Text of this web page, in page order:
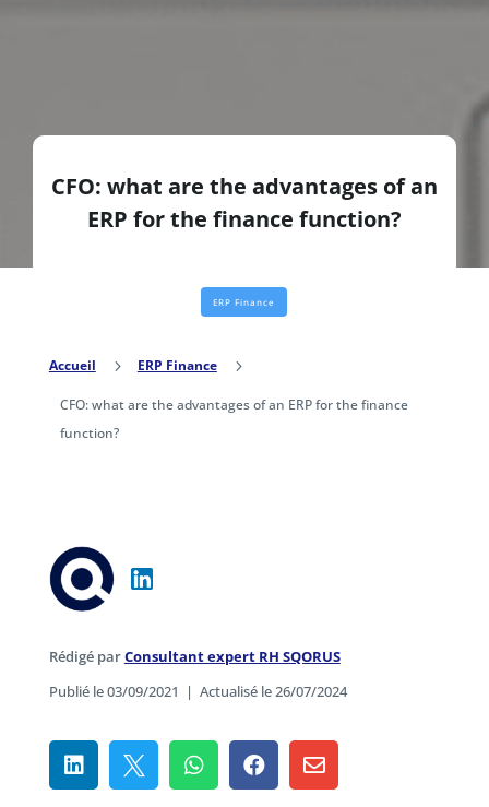
CFO: what are the advantages of an
ERP for the finance function?
ERP Finance
Accueil 5 ERP Finance 5
CFO: what are the advantages of an ERP for the finance
function?
Rédigé parConsultant expert RH SQORUS
Publié le 03/09/2021 | Actualisé le 26/07/2024
    